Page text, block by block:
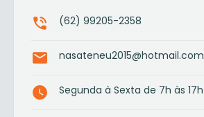
(62) 99205-2358
nasateneu2015@hotmail.com
Segunda à Sexta de 7h às 17h